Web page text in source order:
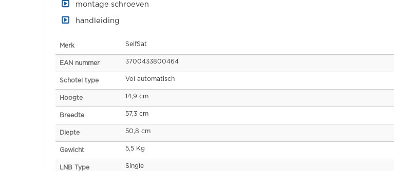
montage schroeven
handleiding
Specificaties
Merk SelfSat
EAN nummer 3700433800464
Schotel type Vol automatisch
Hoogte 14,9 cm
Breedte 57,3 cm
Diepte 50,8 cm
Gewicht 5,5 Kg
LNB Type Single